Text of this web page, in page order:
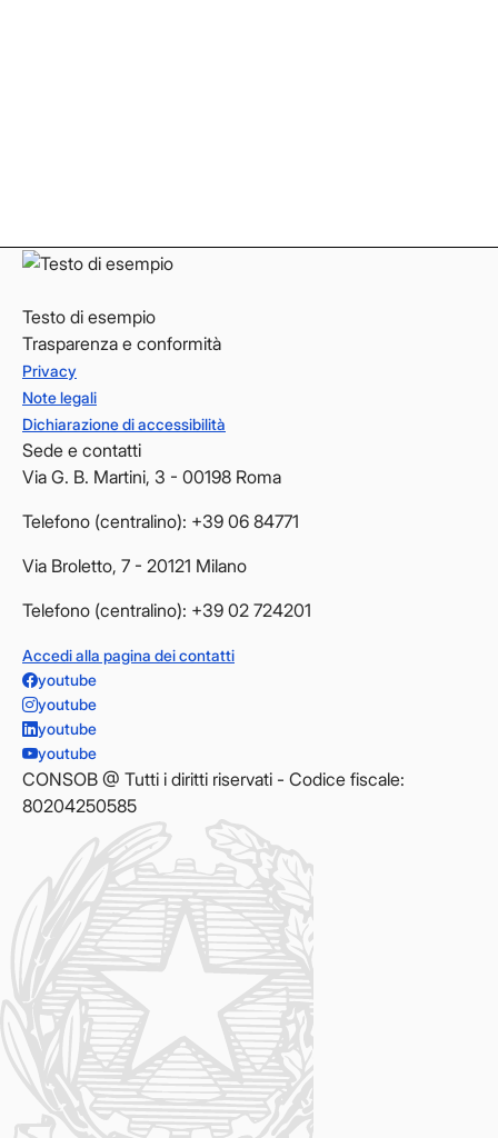
Testo di esempio
Trasparenza e conformità
Privacy
Note legali
Dichiarazione di accessibilità
Sede e contatti
Via G. B. Martini, 3 - 00198 Roma
Telefono (centralino): +39 06 84771
Via Broletto, 7 - 20121 Milano
Telefono (centralino): +39 02 724201
Accedi alla pagina dei contatti
youtube
youtube
youtube
youtube
CONSOB @ Tutti i diritti riservati - Codice fiscale:
80204250585